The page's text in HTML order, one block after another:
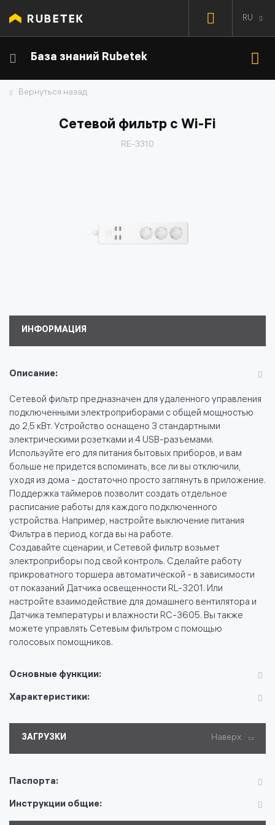
RU
База знаний Rubetek
Вернуться назад
Сетевой фильтр с Wi-Fi
RE-3310
ИНФОРМАЦИЯ
Описание:
Сетевой фильтр предназначен для удаленного управления
подключенными электроприборами с общей мощностью
до 2,5 кВт. Устройство оснащено 3 стандартными
электрическими розетками и 4 USB-разъемами.
Используйте его для питания бытовых приборов, и вам
больше не придется вспоминать, все ли вы отключили,
уходя из дома - достаточно просто заглянуть в приложение.
Поддержка таймеров позволит создать отдельное
расписание работы для каждого подключенного
устройства. Например, настройте выключение питания
Фильтра в период, когда вы на работе.
Создавайте сценарии, и Сетевой фильтр возьмет
электроприборы под свой контроль. Сделайте работу
прикроватного торшера автоматической - в зависимости
от показаний Датчика освещенности RL-3201. Или
настройте взаимодействие для домашнего вентилятора и
Датчика температуры и влажности RC-3605. Вы также
можете управлять Сетевым фильтром с помощью
голосовых помощников.
Основные функции:
Характеристики:
ЗАГРУЗКИ Наверх
Паспорта:
Инструкции общие: